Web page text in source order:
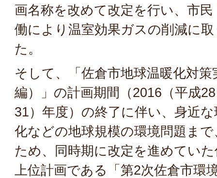
画名称を改めて改定を行い、市
働により温室効果ガスの削減に
た。
そして、「佐倉市地球温暖化対
編）」の計画期間（2016（平成
31）年度）の終了に伴い、身近
化などの地球規模の環境問題ま
ため、同時期に改定を進めてい
上位計画である「第2次佐倉市環